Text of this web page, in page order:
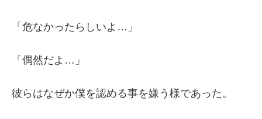
「危なかったらしいよ…」
「偶然だよ…」
彼らはなぜか僕を認める事を嫌う様であった。